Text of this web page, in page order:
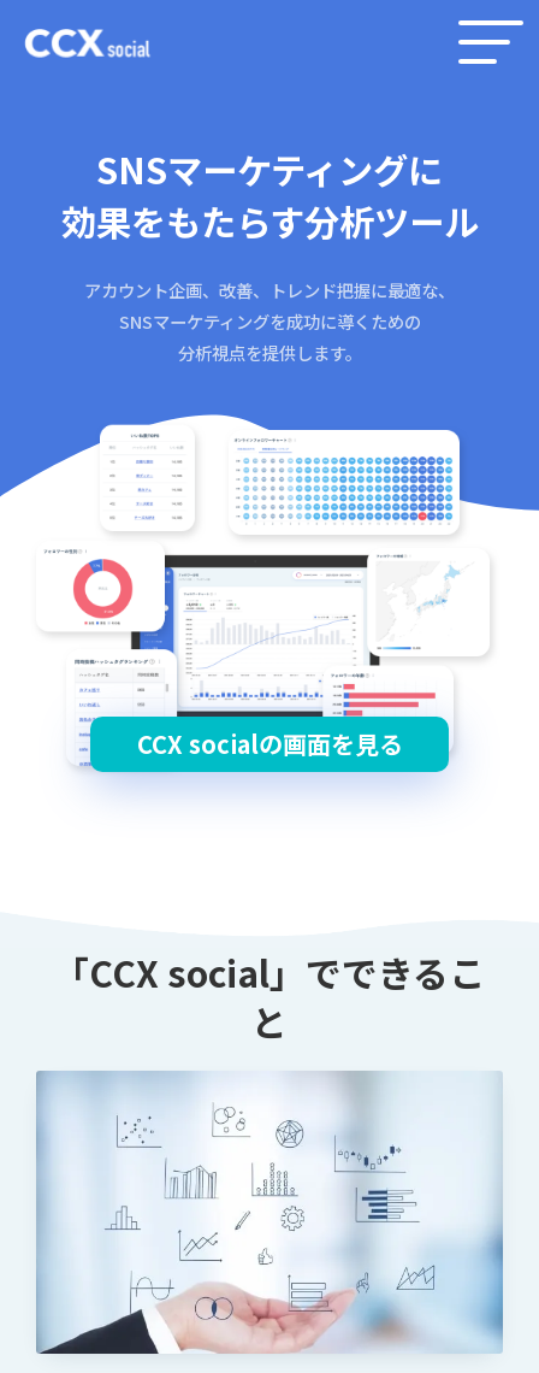
SNSマーケティングに
効果をもたらす分析ツール
アカウント企画、改善、トレンド把握に最適な、
SNSマーケティングを成功に導くための
分析視点を提供します。
CCX socialの画面を見る
「CCX social」でできるこ
と